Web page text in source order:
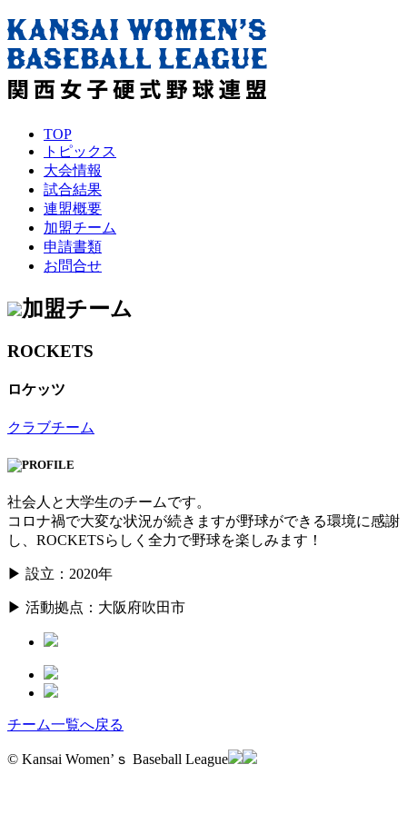
TOP
トピックス
大会情報
試合結果
連盟概要
加盟チーム
申請書類
お問合せ
加盟チーム
ROCKETS
ロケッツ
クラブチーム
社会人と大学生のチームです。
コロナ禍で大変な状況が続きますが野球ができる環境に感謝
し、ROCKETSらしく全力で野球を楽しみます！
▶ 設立：2020年
▶ 活動拠点：大阪府吹田市
チーム一覧へ戻る
© Kansai Women’ｓ Baseball League